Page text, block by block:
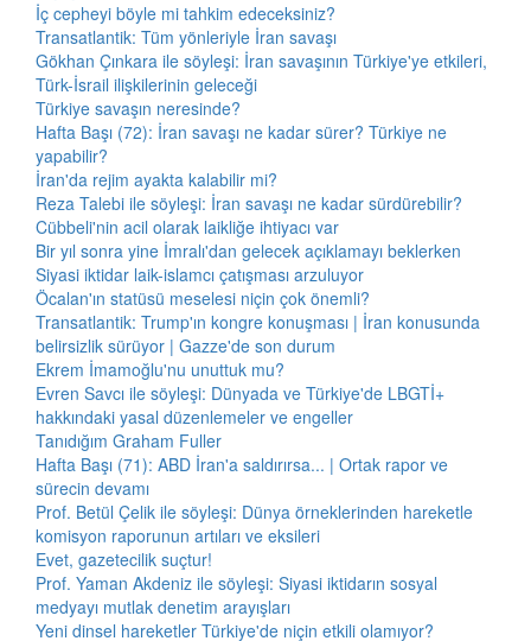
İç cepheyi böyle mi tahkim edeceksiniz?
Transatlantik: Tüm yönleriyle İran savaşı
Gökhan Çınkara ile söyleşi: İran savaşının Türkiye'ye etkileri,
Türk-İsrail ilişkilerinin geleceği
Türkiye savaşın neresinde?
Hafta Başı (72): İran savaşı ne kadar sürer? Türkiye ne
yapabilir?
İran'da rejim ayakta kalabilir mi?
Reza Talebi ile söyleşi: İran savaşı ne kadar sürdürebilir?
Cübbeli'nin acil olarak laikliğe ihtiyacı var
Bir yıl sonra yine İmralı'dan gelecek açıklamayı beklerken
Siyasi iktidar laik-islamcı çatışması arzuluyor
Öcalan'ın statüsü meselesi niçin çok önemli?
Transatlantik: Trump'ın kongre konuşması | İran konusunda
belirsizlik sürüyor | Gazze'de son durum
Ekrem İmamoğlu'nu unuttuk mu?
Evren Savcı ile söyleşi: Dünyada ve Türkiye'de LBGTİ+
hakkındaki yasal düzenlemeler ve engeller
Tanıdığım Graham Fuller
Hafta Başı (71): ABD İran'a saldırırsa... | Ortak rapor ve
sürecin devamı
Prof. Betül Çelik ile söyleşi: Dünya örneklerinden hareketle
komisyon raporunun artıları ve eksileri
Evet, gazetecilik suçtur!
Prof. Yaman Akdeniz ile söyleşi: Siyasi iktidarın sosyal
medyayı mutlak denetim arayışları
Yeni dinsel hareketler Türkiye'de niçin etkili olamıyor?